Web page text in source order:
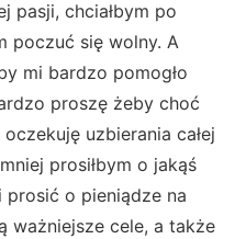
pasji, chciałbym po
poczuć się wolny. A
mi bardzo pomogło
proszę żeby choć
uzbierania całej
prosiłbym o jakąś
prosić o pieniądze na
ważniejsze cele, a także